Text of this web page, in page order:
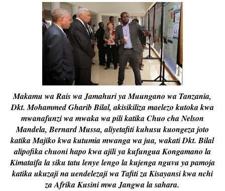
Makamu wa Rais wa Jamahuri ya Muungano wa Tanzania,
Dkt. Mohammed Gharib Bilal, akisikiliza maelezo kutoka kwa
mwanafunzi wa mwaka wa pili katika Chuo cha Nelson
Mandela, Bernard Mussa, aliyetafiti kuhusu kuongeza joto
katika Majiko kwa kutumia mwanga wa jua, wakati Dkt. Bilal
alipofika chuoni hapo kwa ajili ya kufungua Kongamano la
Kimataifa la siku tatu lenye lengo la kujenga nguvu ya pamoja
katika ukuzaji na uendelezaji wa Tafiti za Kisayansi kwa nchi
za Afrika Kusini mwa Jangwa la sahara.